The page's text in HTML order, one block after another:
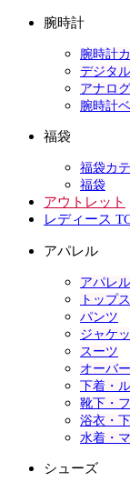
腕時計
腕時計
デジタ
アナロ
腕時計
福袋
福袋カ
福袋
アウトレット
レディース
アパレル
アパレ
トップス
パンツ
ジャケ
スーツ
オーバ
下着・
靴下・
浴衣・
水着・
シューズ